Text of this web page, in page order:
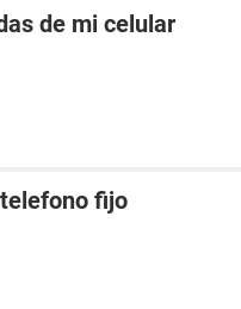
de mi celular
fijo